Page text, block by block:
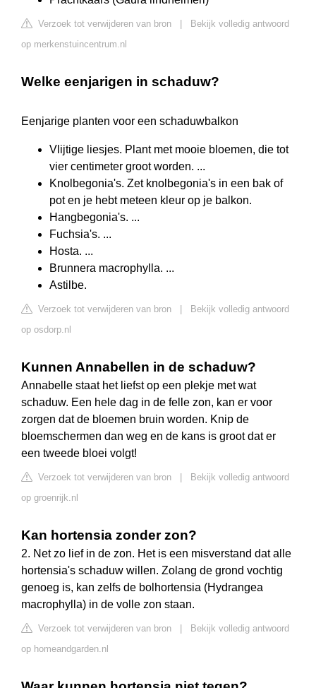
Verzoek tot verwijderen van bron
Bekijk volledig antwoord
op merkenstuincentrum.nl
Welke eenjarigen in schaduw?
Eenjarige planten voor een schaduwbalkon
Vlijtige liesjes. Plant met mooie bloemen, die tot
vier centimeter groot worden. ...
Knolbegonia's. Zet knolbegonia's in een bak of
pot en je hebt meteen kleur op je balkon.
Hangbegonia's. ...
Fuchsia's. ...
Hosta. ...
Brunnera macrophylla. ...
Astilbe.
Verzoek tot verwijderen van bron
Bekijk volledig antwoord
op osdorp.nl
Kunnen Annabellen in de schaduw?
Annabelle staat het liefst op een plekje met wat
schaduw. Een hele dag in de felle zon, kan er voor
zorgen dat de bloemen bruin worden. Knip de
bloemschermen dan weg en de kans is groot dat er
een tweede bloei volgt!
Verzoek tot verwijderen van bron
Bekijk volledig antwoord
op groenrijk.nl
Kan hortensia zonder zon?
2. Net zo lief in de zon. Het is een misverstand dat alle
hortensia's schaduw willen. Zolang de grond vochtig
genoeg is, kan zelfs de bolhortensia (Hydrangea
macrophylla) in de volle zon staan.
Verzoek tot verwijderen van bron
Bekijk volledig antwoord
op homeandgarden.nl